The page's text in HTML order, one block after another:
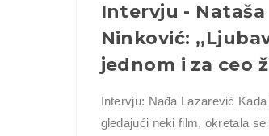
Intervju - Nataša
Ninković:
jednom i za ceo
Intervju: Nađa Lazarević
gledajući neki film, okretala